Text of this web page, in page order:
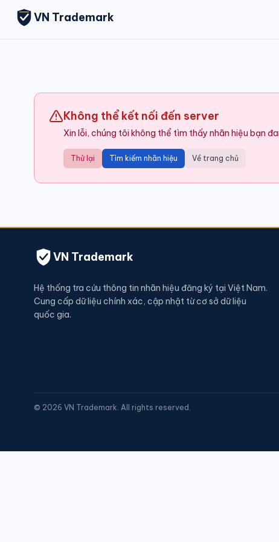
VN Trademark
Không thể kết nối đến server
Xin lỗi, chúng tôi không thể tìm thấy nhãn hiệu bạn
Thử lại Tìm kiếm nhãn hiệu Về trang chủ
VN Trademark
Hệ thống tra cứu thông tin nhãn hiệu đăng ký tại Việt Nam.
Cung cấp dữ liệu chính xác, cập nhật từ cơ sở dữ liệu
quốc gia.
© 2026 VN Trademark. All rights reserved.